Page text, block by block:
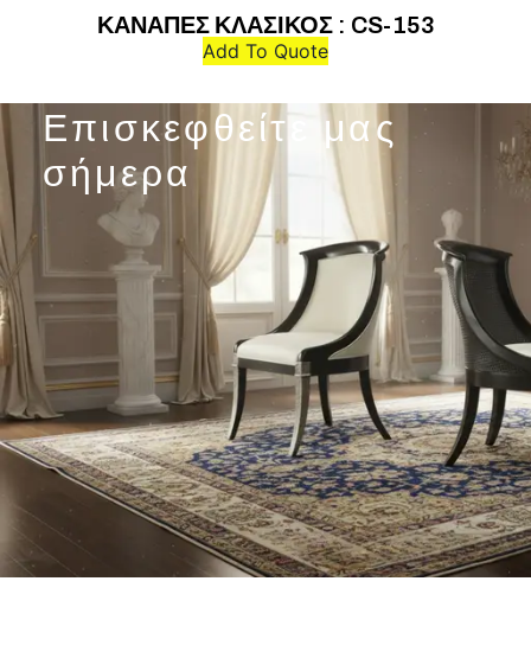
ΚΑΝΑΠΕΣ ΚΛΑΣΙΚΟΣ : CS-153
Add To Quote
Επισκεφθείτε μας
σήμερα